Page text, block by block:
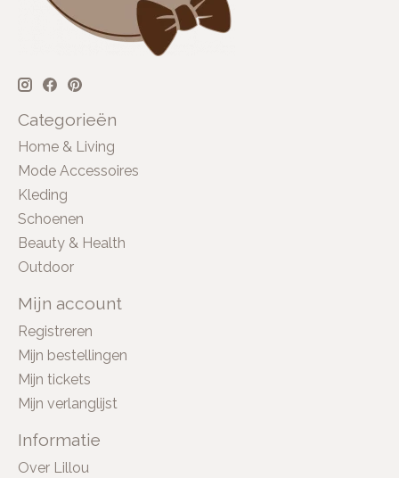
Categorieën
Home & Living
Mode Accessoires
Kleding
Schoenen
Beauty & Health
Outdoor
Mijn account
Registreren
Mijn bestellingen
Mijn tickets
Mijn verlanglijst
Informatie
Over Lillou